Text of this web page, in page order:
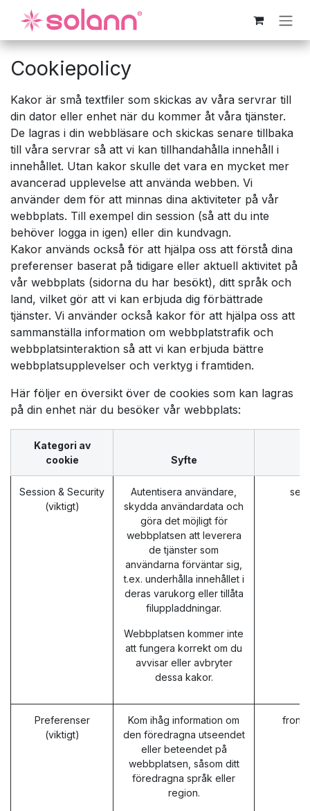
Hoppa till innehåll
Cookiepolicy
Kakor är små textfiler som skickas av våra servrar till
din dator eller enhet när du kommer åt våra tjänster.
De lagras i din webbläsare och skickas senare tillbaka
till våra servrar så att vi kan tillhandahålla innehåll i
innehållet. Utan kakor skulle det vara en mycket mer
avancerad upplevelse att använda webben. Vi
använder dem för att minnas dina aktiviteter på vår
webbplats. Till exempel din session (så att du inte
behöver logga in igen) eller din kundvagn.
Kakor används också för att hjälpa oss att förstå dina
preferenser baserat på tidigare eller aktuell aktivitet på
vår webbplats (sidorna du har besökt), ditt språk och
land, vilket gör att vi kan erbjuda dig förbättrade
tjänster. Vi använder också kakor för att hjälpa oss att
sammanställa information om webbplatstrafik och
webbplatsinteraktion så att vi kan erbjuda bättre
webbplatsupplevelser och verktyg i framtiden.
Här följer en översikt över de cookies som kan lagras
på din enhet när du besöker vår webbplats:
Kategori av
cookie
Syfte
Session & Security
(viktigt)
Autentisera användare,
skydda användardata och
göra det möjligt för
webbplatsen att leverera
de tjänster som
användarna förväntar sig,
t.ex. underhålla innehållet i
deras varukorg eller tillåta
filuppladdningar.
Webbplatsen kommer inte
att fungera korrekt om du
avvisar eller avbryter
dessa kakor.
Preferenser
(viktigt)
Kom ihåg information om
den föredragna utseendet
eller beteendet på
webbplatsen, såsom ditt
föredragna språk eller
region.